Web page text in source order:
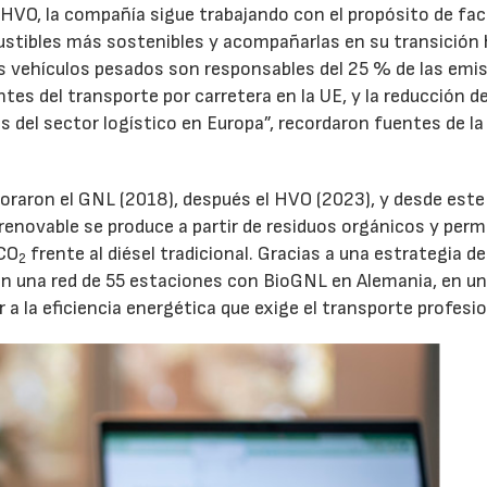
la compañía sigue trabajando con el propósito de
más sostenibles y acompañarlas en su transición
vehículos pesados son responsables del 25 % de las
del transporte por carretera en la UE, y la reducción
del sector logístico en Europa”, recordaron fuentes de la
el GNL (2018), después el HVO (2023), y desde
se produce a partir de residuos orgánicos y
2 frente al diésel tradicional. Gracias a una estrategia de
red de 55 estaciones con BioGNL en Alemania, en
la eficiencia energética que exige el transporte